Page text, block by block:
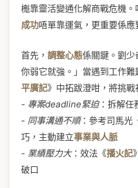
櫆靠靈活變通化解商戰危機。
成功唔單靠運氣，更重要係應
首先， 調整心態係關鍵。劉少
你弱它就強。」當遇到工作
平廣記》中拓跋澄咁，將挑戰
- 專案deadline緊迫：拆解任
- 同事溝通不順：參考司馬光
巧，主動建立事業與人脈
- 業績壓力大：效法《播火記
破口